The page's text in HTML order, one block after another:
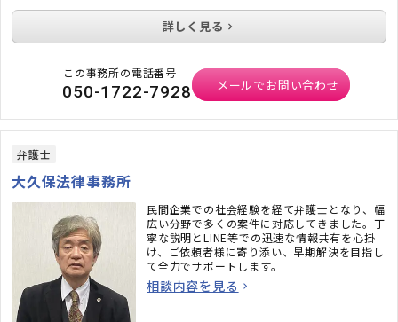
詳しく見る
この事務所の電話番号
050-1722-7928 メールでお問い合わせ
弁護士
大久保法律事務所
民間企業での社会経験を経て弁護士となり、幅
広い分野で多くの案件に対応してきました。丁
寧な説明とLINE等での迅速な情報共有を心掛
け、ご依頼者様に寄り添い、早期解決を目指し
て全力でサポートします。
相談内容を見る